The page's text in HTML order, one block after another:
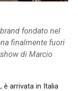
fondato nel
finalmente fuori
di Marcio
è arrivata in Italia